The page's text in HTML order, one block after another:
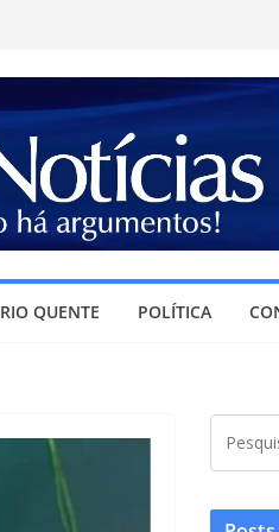
RIO QUENTE POLÍTICA